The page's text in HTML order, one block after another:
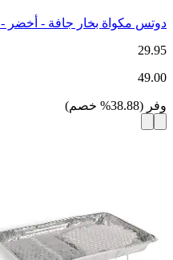
دوتس مكواة بخار جافة - أخضر - 1300 واط - SN-86A
29.95
49.00
وفر (
38.88
% خصم)